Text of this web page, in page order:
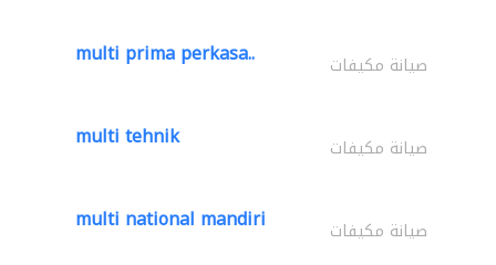
multi prima perkasa.. صيانة مكيفات
multi tehnik صيانة مكيفات
multi national mandiri صيانة مكيفات